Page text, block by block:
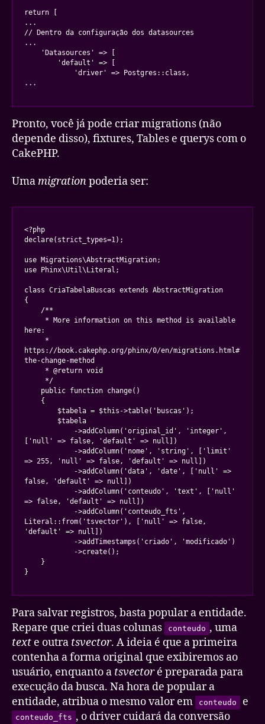
return [
...
// Dentro da configuração dos datasources
...
...
Pronto, você já pode criar migrations (não
depende disso), fixtures, Tables e querys com o
CakePHP.
Umamigrationpoderia ser:
<?php
declare(strict_types=1);
use Migrations\AbstractMigration;
use Phinx\Util\Literal;
class CriaTabelaBuscas extends AbstractMigration
{
here:
https://book.cakephp.org/phinx/0/en/migrations.html#
the-change-method
['null' => false, 'default' => null])
=> 255, 'null' => false, 'default' => null])
false, 'default' => null])
=> false, 'default' => null])
Literal::from('tsvector'), ['null' => false,
'default' => null])
}
Para salvar registros, basta popular a entidade.
Repare que criei duas colunas
conteudo , uma
text e outra tsvector. A ideia é que a primeira
contenha a forma original que exibiremos ao
usuário, enquanto a tsvectoré preparada para
execução da busca. Na hora de popular a
entidade, atribua o mesmo valor em
conteudo e
conteudo_fts , o driver cuidará da conversão